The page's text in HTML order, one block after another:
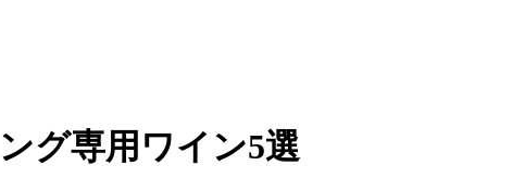
グ専用ワイン5選